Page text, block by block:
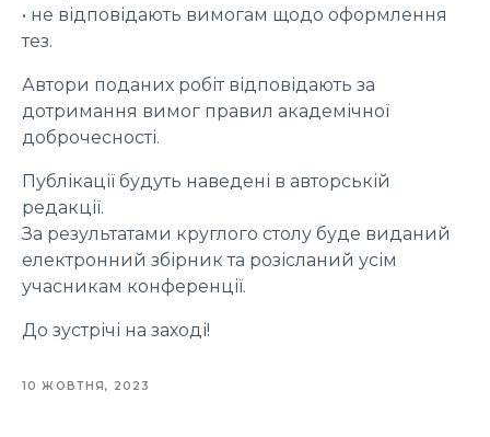
• не відповідають вимогам щодо оформлення
тез.
Автори поданих робіт відповідають за
дотримання вимог правил академічної
доброчесності.
Публікації будуть наведені в авторській
редакції.
За результатами круглого столу буде виданий
електронний збірник та розісланий усім
учасникам конференції.
До зустрічі на заході!
10 ЖОВТНЯ, 2023